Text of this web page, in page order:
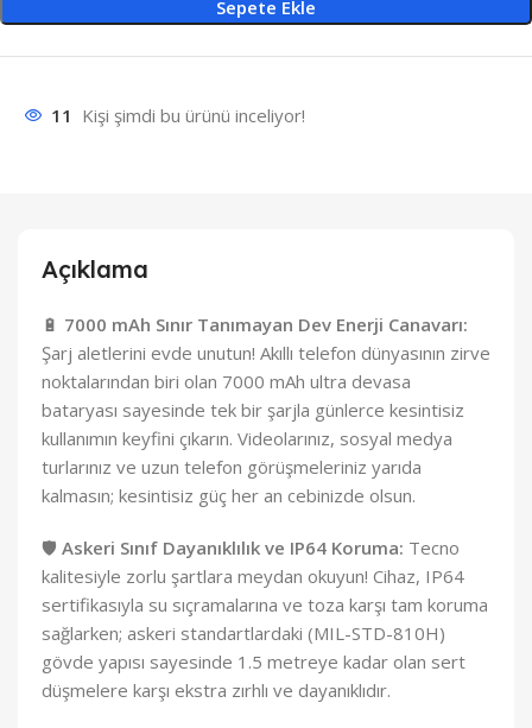
Sepete Ekle
11 Kişi şimdi bu ürünü inceliyor!
Açıklama
🔋 7000 mAh Sınır Tanımayan Dev Enerji Canavarı:
Şarj aletlerini evde unutun! Akıllı telefon dünyasının zirve
noktalarından biri olan 7000 mAh ultra devasa
bataryası sayesinde tek bir şarjla günlerce kesintisiz
kullanımın keyfini çıkarın. Videolarınız, sosyal medya
turlarınız ve uzun telefon görüşmeleriniz yarıda
kalmasın; kesintisiz güç her an cebinizde olsun.
🛡️ Askeri Sınıf Dayanıklılık ve IP64 Koruma: Tecno
kalitesiyle zorlu şartlara meydan okuyun! Cihaz, IP64
sertifikasıyla su sıçramalarına ve toza karşı tam koruma
sağlarken; askeri standartlardaki (MIL-STD-810H)
gövde yapısı sayesinde 1.5 metreye kadar olan sert
düşmelere karşı ekstra zırhlı ve dayanıklıdır.